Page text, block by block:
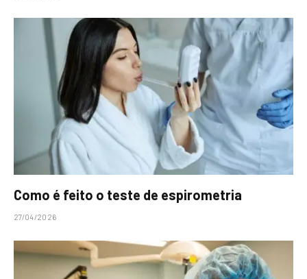
Como é feito o teste de espirometria
27/04/2026